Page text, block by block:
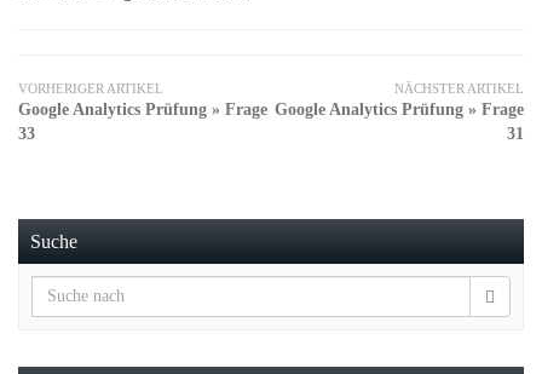
VORHERIGER ARTIKEL
Google Analytics Prüfung » Frage
33
NÄCHSTER ARTIKEL
Google Analytics Prüfung » Frage
31
Suche